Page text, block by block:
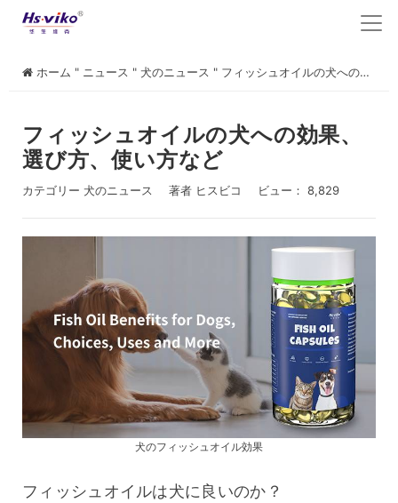
ホーム " ニュース " 犬のニュース " フィッシュオイルの犬への効果、選び方、使い方など
フィッシュオイルの犬への効果、
選び方、使い方など
カテゴリー 犬のニュース 著者 ヒスビコ ビュー： 8,829
犬のフィッシュオイル効果
フィッシュオイルは犬に良いのか？